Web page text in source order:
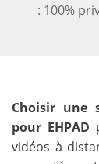
: 100%
Choisir une
pour EHPAD
vidéos à